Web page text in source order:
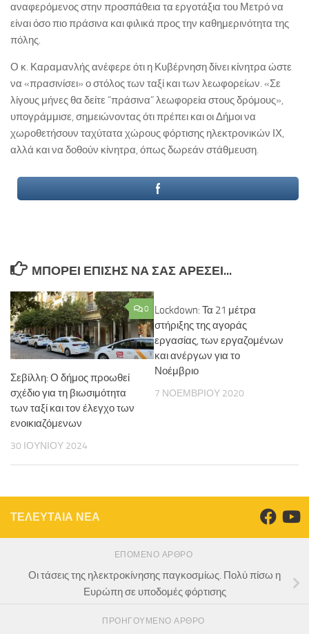
αναφερόμενος στην προσπάθεια τα εργοτάξια του Μετρό να
είναι όσο πιο πράσινα και φιλικά προς την καθημερινότητα της
πόλης.
Ο κ. Καραμανλής ανέφερε ότι η Κυβέρνηση δίνει κίνητρα ώστε
να «πρασινίσει» ο στόλος των ταξί και των λεωφορείων. «Σε
λίγους μήνες θα δείτε “πράσινα” λεωφορεία στους δρόμους»,
υπογράμμισε, σημειώνοντας ότι πρέπει και οι Δήμοι να
χωροθετήσουν ταχύτατα χώρους φόρτισης ηλεκτρονικών ΙΧ,
αλλά και να δοθούν κίνητρα, όπως δωρεάν στάθμευση.
ΜΠΟΡΕΊ ΕΠΊΣΗΣ ΝΑ ΣΑΣ ΑΡΈΣΕΙ...
0
Σεβίλλη: Ο δήμος προωθεί
σχέδιο για τη βιωσιμότητα
των ταξί και τον έλεγχο των
ενοικιαζόμενων
30 ΙΟΥΝΊΟΥ 2024
Lockdown: Τα 21 μέτρα
στήριξης της αγοράς
εργασίας, των εργαζομένων
και ανέργων για το
Νοέμβριο
7 ΝΟΕΜΒΡΊΟΥ 2020
ΤΕΛΕΥΤΑΙΑ ΝΕΑ
ΕΠΌΜΕΝΟ ΆΡΘΡΟ
Οι τάσεις της ηλεκτροκίνησης παγκοσμίως. Πολύ πίσω η
Ευρώπη σε υποδομές φόρτισης
ΠΡΟΗΓΟΎΜΕΝΟ ΆΡΘΡΟ